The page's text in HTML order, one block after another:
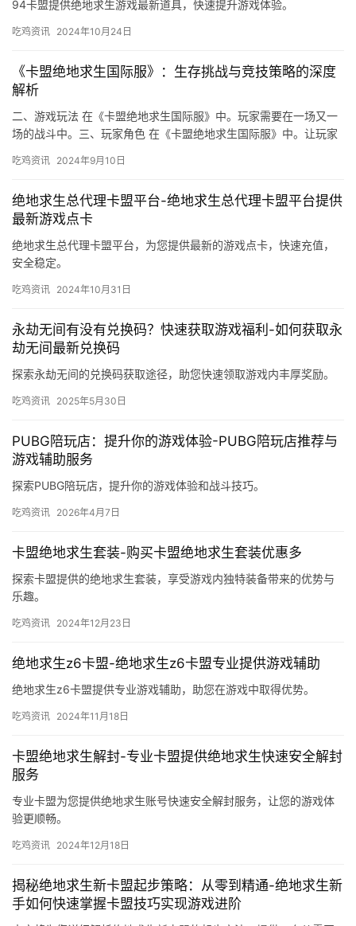
94卡盟提供绝地求生游戏最新道具，快速提升游戏体验。
吃鸡资讯 2024年10月24日
《卡盟绝地求生国际服》：生存挑战与竞技策略的深度
解析
二、游戏玩法 在《卡盟绝地求生国际服》中。玩家需要在一场又一
场的战斗中。三、玩家角色 在《卡盟绝地求生国际服》中。让玩家
吃鸡资讯 2024年9月10日
绝地求生总代理卡盟平台-绝地求生总代理卡盟平台提供
最新游戏点卡
绝地求生总代理卡盟平台，为您提供最新的游戏点卡，快速充值，
安全稳定。
吃鸡资讯 2024年10月31日
永劫无间有没有兑换码？快速获取游戏福利-如何获取永
劫无间最新兑换码
探索永劫无间的兑换码获取途径，助您快速领取游戏内丰厚奖励。
吃鸡资讯 2025年5月30日
PUBG陪玩店：提升你的游戏体验-PUBG陪玩店推荐与
游戏辅助服务
探索PUBG陪玩店，提升你的游戏体验和战斗技巧。
吃鸡资讯 2026年4月7日
卡盟绝地求生套装-购买卡盟绝地求生套装优惠多
探索卡盟提供的绝地求生套装，享受游戏内独特装备带来的优势与
乐趣。
吃鸡资讯 2024年12月23日
绝地求生z6卡盟-绝地求生z6卡盟专业提供游戏辅助
绝地求生z6卡盟提供专业游戏辅助，助您在游戏中取得优势。
吃鸡资讯 2024年11月18日
卡盟绝地求生解封-专业卡盟提供绝地求生快速安全解封
服务
专业卡盟为您提供绝地求生账号快速安全解封服务，让您的游戏体
验更顺畅。
吃鸡资讯 2024年12月18日
揭秘绝地求生新卡盟起步策略：从零到精通-绝地求生新
手如何快速掌握卡盟技巧实现游戏进阶